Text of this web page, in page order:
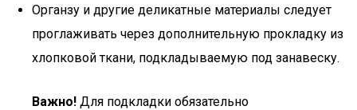
Органзу и другие деликатные материалы следует
проглаживать через дополнительную прокладку из
хлопковой ткани, подкладываемую под занавеску.
Важно! Для подкладки обязательно